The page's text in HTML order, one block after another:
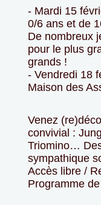
- Mardi 15
0/6 ans et de
De nombreux
pour le plus
grands !
- Vendredi 18
Maison des
Venez
convivial :
Triomino…
sympathique
Accès libre /
Programme